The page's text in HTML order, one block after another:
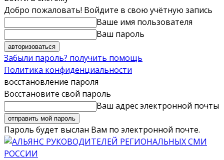
Добро пожаловать! Войдите в свою учётную запись
Ваше имя пользователя
Ваш пароль
Забыли пароль? получить помощь
Политика конфиденциальности
восстановление пароля
Восстановите свой пароль
Ваш адрес электронной почты
Пароль будет выслан Вам по электронной почте.